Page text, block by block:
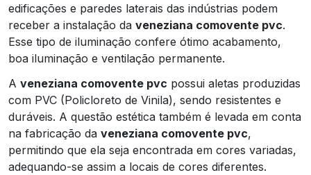
edificações e paredes laterais das indústrias podem
receber a instalação da veneziana comovente pvc.
Esse tipo de iluminação confere ótimo acabamento,
boa iluminação e ventilação permanente.
A veneziana comovente pvc possui aletas produzidas
com PVC (Policloreto de Vinila), sendo resistentes e
duráveis. A questão estética também é levada em conta
na fabricação da veneziana comovente pvc,
permitindo que ela seja encontrada em cores variadas,
adequando-se assim a locais de cores diferentes.